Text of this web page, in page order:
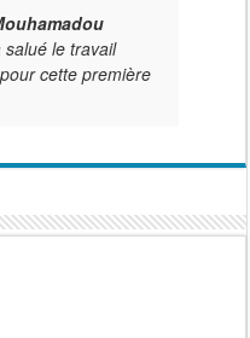
salué le travail
cette première